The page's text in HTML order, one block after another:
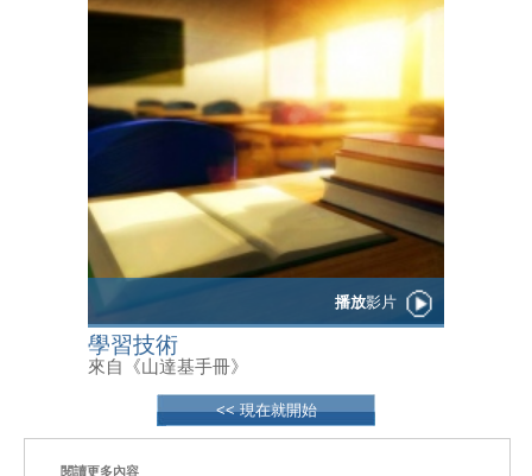
播放影片
學習技術
來自《山達基手冊》
<< 現在就開始
閱讀更多內容